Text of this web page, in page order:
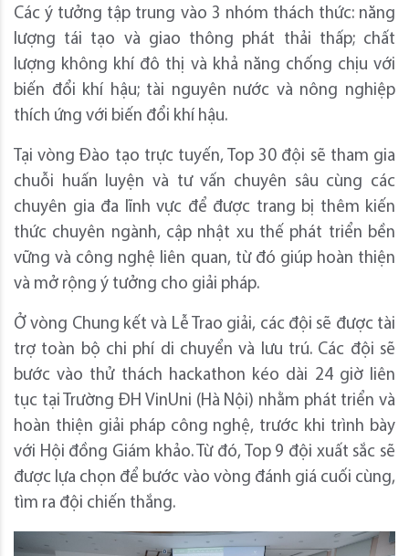
Các ý tưởng tập trung vào 3 nhóm thách thức: năng
lượng tái tạo và giao thông phát thải thấp; chất
lượng không khí đô thị và khả năng chống chịu với
biến đổi khí hậu; tài nguyên nước và nông nghiệp
thích ứng với biến đổi khí hậu.
Tại vòng Đào tạo trực tuyến, Top 30 đội sẽ tham gia
chuỗi huấn luyện và tư vấn chuyên sâu cùng các
chuyên gia đa lĩnh vực để được trang bị thêm kiến
thức chuyên ngành, cập nhật xu thế phát triển bền
vững và công nghệ liên quan, từ đó giúp hoàn thiện
và mở rộng ý tưởng cho giải pháp.
Ở vòng Chung kết và Lễ Trao giải, các đội sẽ được tài
trợ toàn bộ chi phí di chuyển và lưu trú. Các đội sẽ
bước vào thử thách hackathon kéo dài 24 giờ liên
tục tại Trường ĐH VinUni (Hà Nội) nhằm phát triển và
hoàn thiện giải pháp công nghệ, trước khi trình bày
với Hội đồng Giám khảo. Từ đó, Top 9 đội xuất sắc sẽ
được lựa chọn để bước vào vòng đánh giá cuối cùng,
tìm ra đội chiến thắng.